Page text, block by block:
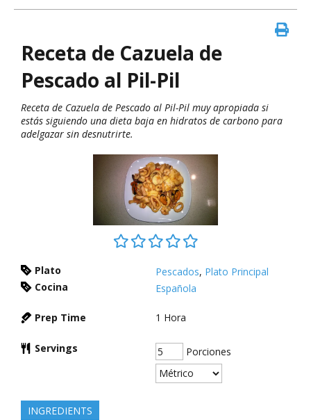
Receta de Cazuela de
Pescado al Pil-Pil
Receta de Cazuela de Pescado al Pil-Pil muy apropiada si
estás siguiendo una dieta baja en hidratos de carbono para
adelgazar sin desnutrirte.
Plato Pescados, Plato Principal
Cocina
Española
Prep Time 1 Hora
Servings Porciones
INGREDIENTS